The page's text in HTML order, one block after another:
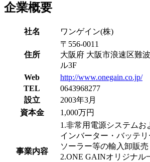
企業概要
社名 ワンゲイン(株)
住所
〒556-0011
大阪府 大阪市浪速区難
ル3F
Web
http://www.onegain.co.jp/
TEL
0643968277
設立
2003年3月
資本金
1,000万円
事業内容
1.非常用電源システムお
インバーター・バッテリ
ソーラー等の輸入卸販売
2.ONE GAINオリジナル